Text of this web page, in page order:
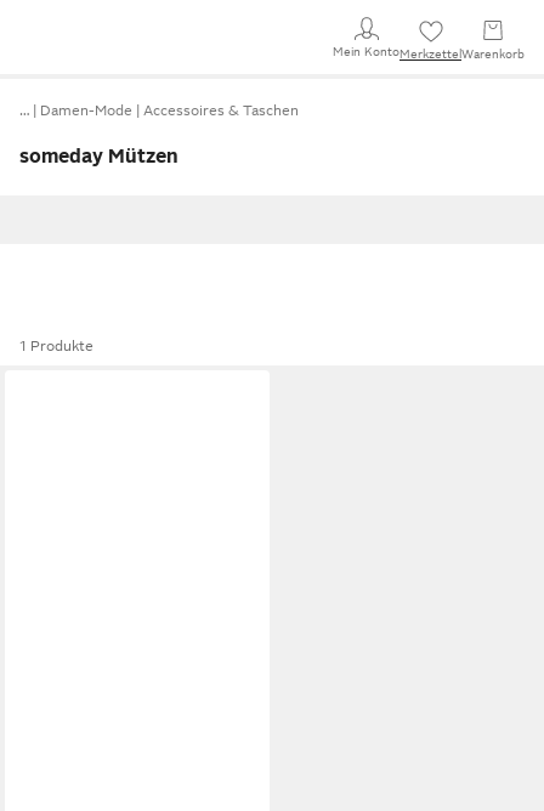
Mein KontoMerkzettel Warenkorb
… Damen-Mode Accessoires & Taschen
someday Mützen
1 Produkte